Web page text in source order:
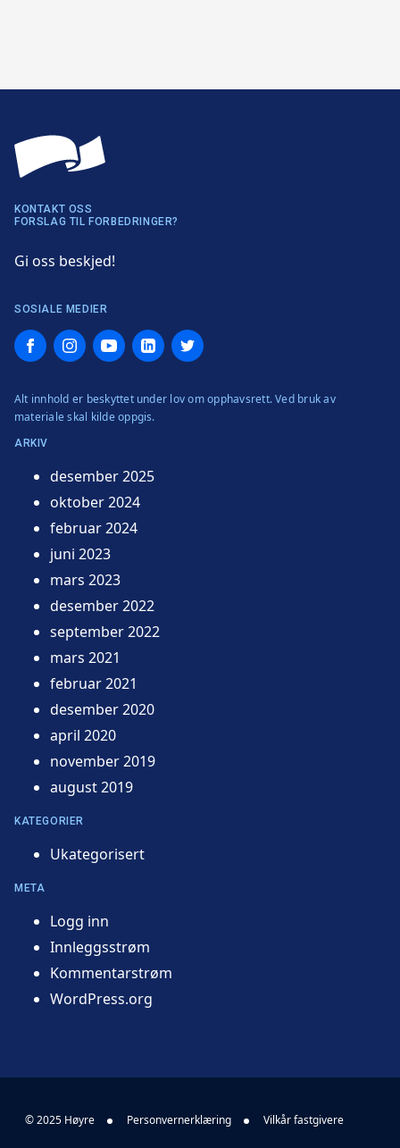
KONTAKT OSS
FORSLAG TIL FORBEDRINGER?
Gi oss beskjed!
SOSIALE MEDIER
FacebookInstagramYouTubeLinkedInTwitter
Alt innhold er beskyttet under lov om opphavsrett. Ved bruk av
materiale skal kilde oppgis.
ARKIV
desember 2025
oktober 2024
februar 2024
juni 2023
mars 2023
desember 2022
september 2022
mars 2021
februar 2021
desember 2020
april 2020
november 2019
august 2019
KATEGORIER
Ukategorisert
META
Logg inn
Innleggsstrøm
Kommentarstrøm
WordPress.org
© 2025 Høyre Personvernerklæring Vilkår fastgivere